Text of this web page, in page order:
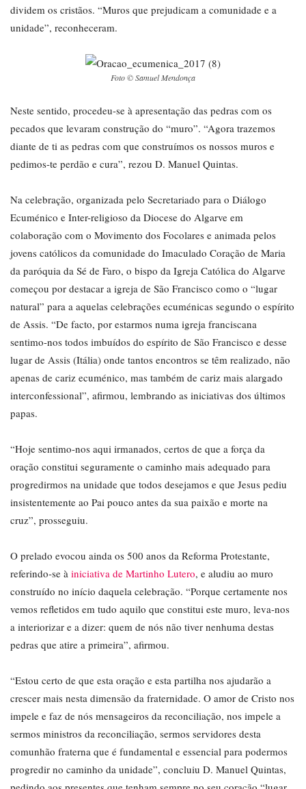
dividem os cristãos. “Muros que prejudicam a comunidade e a
unidade”, reconheceram.
Foto © Samuel Mendonça
Neste sentido, procedeu-se à apresentação das pedras com os
pecados que levaram construção do “muro”. “Agora trazemos
diante de ti as pedras com que construímos os nossos muros e
pedimos-te perdão e cura”, rezou D. Manuel Quintas.
Na celebração, organizada pelo Secretariado para o Diálogo
Ecuménico e Inter-religioso da Diocese do Algarve em
colaboração com o Movimento dos Focolares e animada pelos
jovens católicos da comunidade do Imaculado Coração de Maria
da paróquia da Sé de Faro, o bispo da Igreja Católica do Algarve
começou por destacar a igreja de São Francisco como o “lugar
natural” para a aquelas celebrações ecuménicas segundo o espírito
de Assis. “De facto, por estarmos numa igreja franciscana
sentimo-nos todos imbuídos do espírito de São Francisco e desse
lugar de Assis (Itália) onde tantos encontros se têm realizado, não
apenas de cariz ecuménico, mas também de cariz mais alargado
interconfessional”, afirmou, lembrando as iniciativas dos últimos
papas.
“Hoje sentimo-nos aqui irmanados, certos de que a força da
oração constitui seguramente o caminho mais adequado para
progredirmos na unidade que todos desejamos e que Jesus pediu
insistentemente ao Pai pouco antes da sua paixão e morte na
cruz”, prosseguiu.
O prelado evocou ainda os 500 anos da Reforma Protestante,
referindo-se à iniciativa de Martinho Lutero, e aludiu ao muro
construído no início daquela celebração. “Porque certamente nos
vemos refletidos em tudo aquilo que constitui este muro, leva-nos
a interiorizar e a dizer: quem de nós não tiver nenhuma destas
pedras que atire a primeira”, afirmou.
“Estou certo de que esta oração e esta partilha nos ajudarão a
crescer mais nesta dimensão da fraternidade. O amor de Cristo nos
impele e faz de nós mensageiros da reconciliação, nos impele a
sermos ministros da reconciliação, sermos servidores desta
comunhão fraterna que é fundamental e essencial para podermos
progredir no caminho da unidade”, concluiu D. Manuel Quintas,